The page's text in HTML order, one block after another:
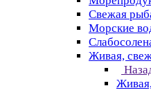
Свежая
Морские
Живая,